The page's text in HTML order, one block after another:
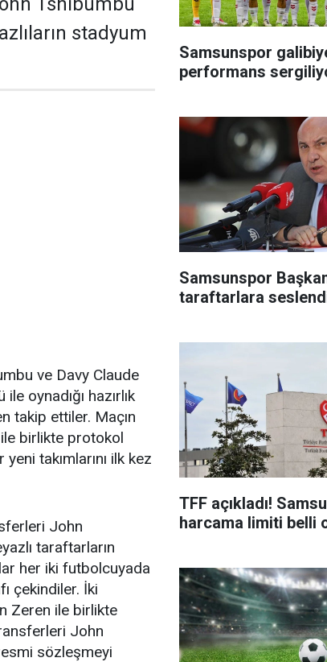
stadyum
ve Davy Claude
oynadığı hazırlık
takip ettiler. Maçın
ile birlikte protokol
takımlarını ilk kez
John
taraftarların
her iki futbolcuyada
çekindiler. İki
Zeren ile birlikte
John
sözleşmeyi
Samsunspor
performans
Samsunspor
taraftarlara
TFF açıkladı!
harcama limiti belli